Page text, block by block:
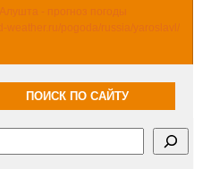
Алушта - прогноз погоды
weather.ru/pogoda/russia/yaroslavl/
ПОИСК ПО САЙТУ